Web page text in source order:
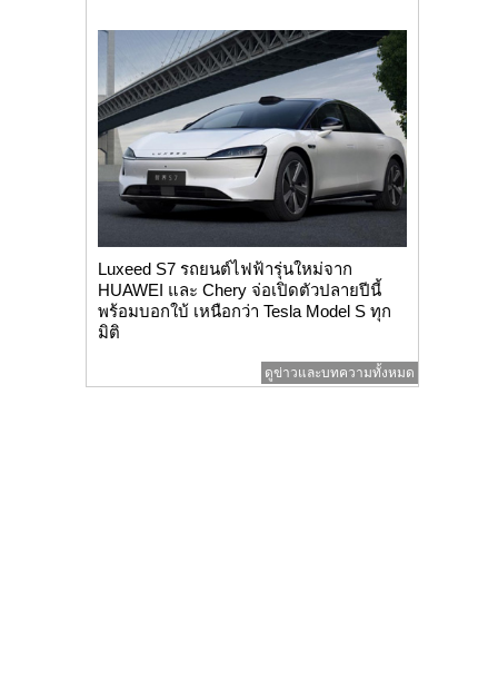
Luxeed S7 รถยนต์ไฟฟ้ารุ่นใหม่จาก
HUAWEI และ Chery จ่อเปิดตัวปลายปีนี้
พร้อมบอกใบ้ เหนือกว่า Tesla Model S ทุก
มิติ
ดูข่าวและบทความทั้งหมด